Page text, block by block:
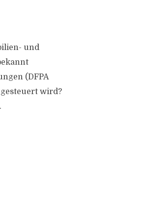
und
(DFPA
wird?